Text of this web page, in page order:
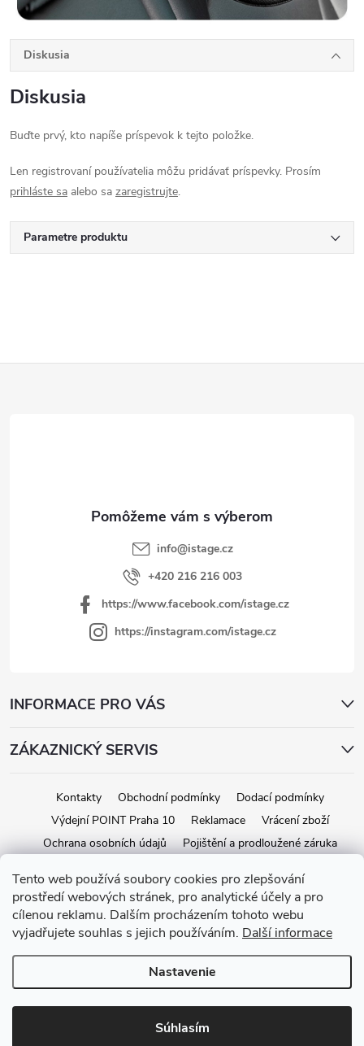
Tento web používá soubory cookies pro zlepšování
prostředí webových stránek, pro analytické účely a pro
cílenou reklamu. Dalším procházením tohoto webu
vyjadřujete souhlas s jejich používáním. Další informace
Nastavenie
Súhlasím
Diskusia
Diskusia
Buďte prvý, kto napíše príspevok k tejto položke.
Len registrovaní používatelia môžu pridávať príspevky. Prosím
prihláste sa alebo sa zaregistrujte.
Parametre produktu
info@istage.cz
+420 216 216 003
https://www.facebook.com/istage.cz
https://instagram.com/istage.cz
INFORMACE PRO VÁS
ZÁKAZNICKÝ SERVIS
Kontakty Obchodní podmínky
Dodací podmínky
Výdejní POINT Praha 10
Reklamace
Vrácení zboží
Ochrana osobních údajů
Pojištění a prodloužené záruka
Vytvoril Shoptet
Copyright 2026iStage.cz. Všetky práva vyhradené. Upraviť nastavenie
cookies